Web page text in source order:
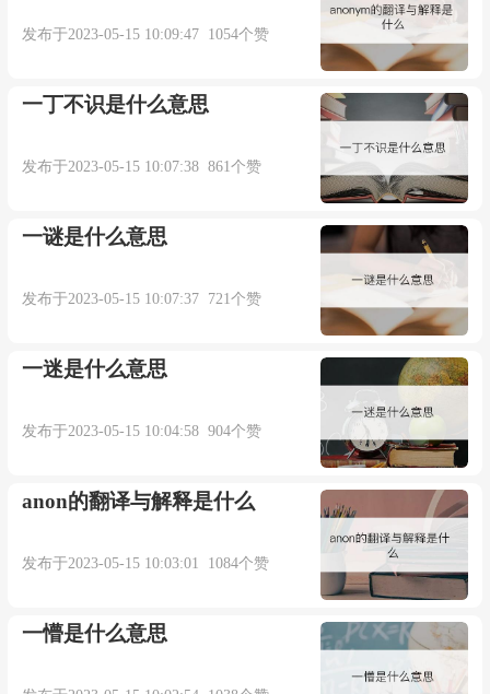
发布于2023-05-15 10:09:47 1054个赞
一丁不识是什么意思
发布于2023-05-15 10:07:38 861个赞
一谜是什么意思
发布于2023-05-15 10:07:37 721个赞
一迷是什么意思
发布于2023-05-15 10:04:58 904个赞
anon的翻译与解释是什么
发布于2023-05-15 10:03:01 1084个赞
一懵是什么意思